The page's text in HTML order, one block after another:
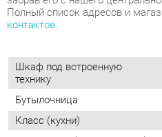
Бутылочница
Материал
Цвет
Материал столешницы